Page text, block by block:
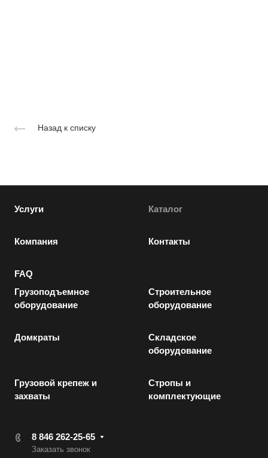
Назад к списку
Услуги Каталог
Компания Контакты
FAQ
Грузоподъемное
оборудование
Строительное
оборудование
Домкраты
Складское
оборудование
Грузовой крепеж и
захваты
Стропы и
комплектующие
8 846 262-25-65
Заказать звонок